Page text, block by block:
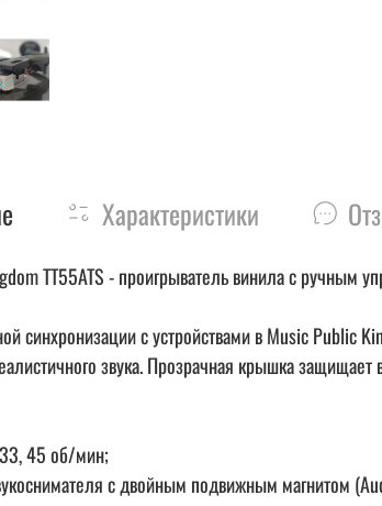
Характеристики
TT55ATS - проигрыватель винила с ручным
синхронизации с устройствами в Music Public
звука. Прозрачная крышка
45 об/мин;
с двойным подвижным магнитом